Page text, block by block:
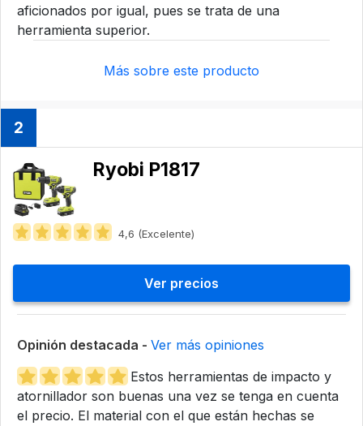
aficionados por igual, pues se trata de una
herramienta superior.
Más sobre este producto
2
Ryobi P1817
4,6 (Excelente)
Ver precios
Opinión destacada - Ver más opiniones
Estos herramientas de impacto y
atornillador son buenas una vez se tenga en cuenta
el precio. El material con el que están hechas se